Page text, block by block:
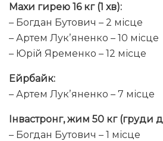
Махи гирею 16 кг (1 хв):
– Богдан Бутович – 2 місце
– Артем Лукʼяненко – 10 місце
– Юрій Яременко – 12 місце
Ейрбайк:
– Артем Лукʼяненко – 7 місце
Інвастронг, жим 50 кг (груди
– Богдан Бутович – 1 місце